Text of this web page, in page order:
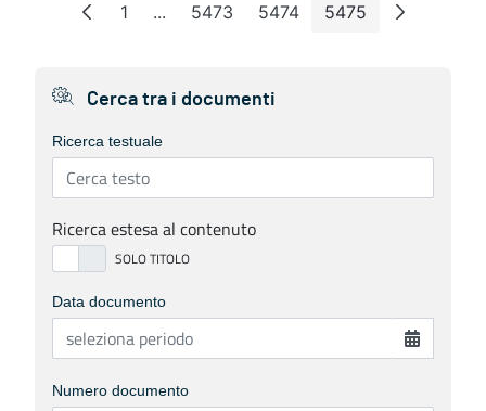
Pagina
1 ...Pagine intermedie
Pagina
5473 Pagina
5474 Pagina
5475
Cerca tra i documenti
Ricerca testuale
Ricerca estesa al contenuto
Data documento
Numero documento